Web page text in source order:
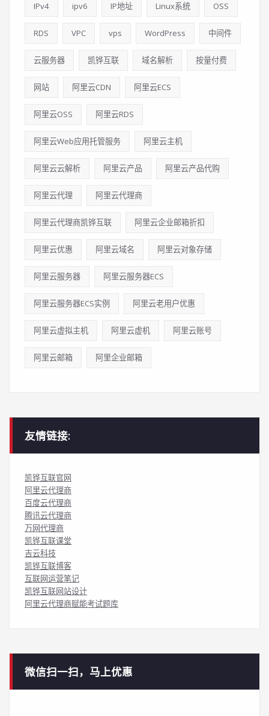
IPv4 ipv6 IP地址 Linux系统 OSS
RDS VPC vps WordPress 中间件
云服务器 凯铧互联 域名解析 按量付费
网站 阿里云CDN 阿里云ECS
阿里云OSS 阿里云RDS
阿里云Web应用托管服务 阿里云主机
阿里云云解析 阿里云产品 阿里云产品代购
阿里云代理 阿里云代理商
阿里云代理商凯铧互联 阿里云企业邮箱折扣
阿里云优惠 阿里云域名 阿里云对象存储
阿里云服务器 阿里云服务器ECS
阿里云服务器ECS实例 阿里云老用户优惠
阿里云虚拟主机 阿里云虚机 阿里云账号
阿里云邮箱 阿里企业邮箱
友情链接:
凯铧互联官网
阿里云代理商
百度云代理商
腾讯云代理商
万网代理商
凯铧互联课堂
吉云科技
凯铧互联博客
互联网运营笔记
凯铧互联网站设计
阿里云代理商赋能考试题库
微信扫一扫，马上优惠